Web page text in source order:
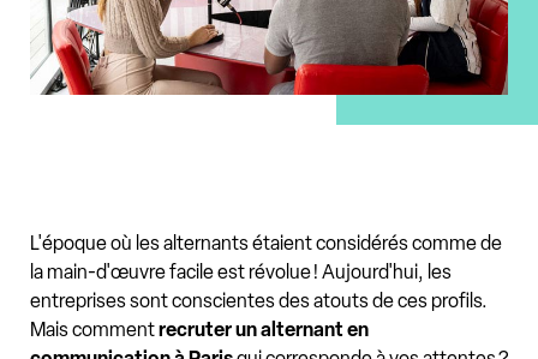
L'époque où les alternants étaient considérés comme de
la main-d'œuvre facile est révolue ! Aujourd'hui, les
entreprises sont conscientes des atouts de ces profils.
Mais commentrecruter un alternant en